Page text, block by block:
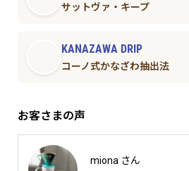
サットヴァ・キープ
KANAZAWA DRIP
コーノ式かなざわ抽出法
お客さまの声
miona さん